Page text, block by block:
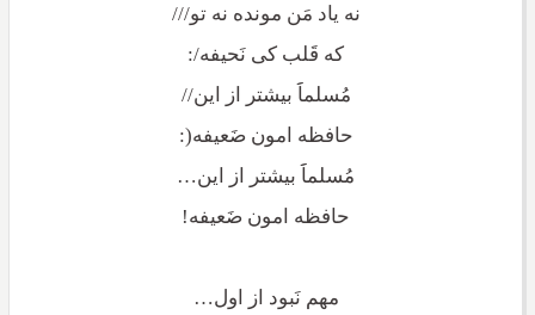
نه یاد مَن مونده نه تو///
که قَلب کی نَحیفه/:
مُسلماََ بیشتر از این//
حافظه امون ضَعیفه(:
مُسلماََ بیشتر از این…
حافظه امون ضَعیفه!
مهم نَبود از اول…